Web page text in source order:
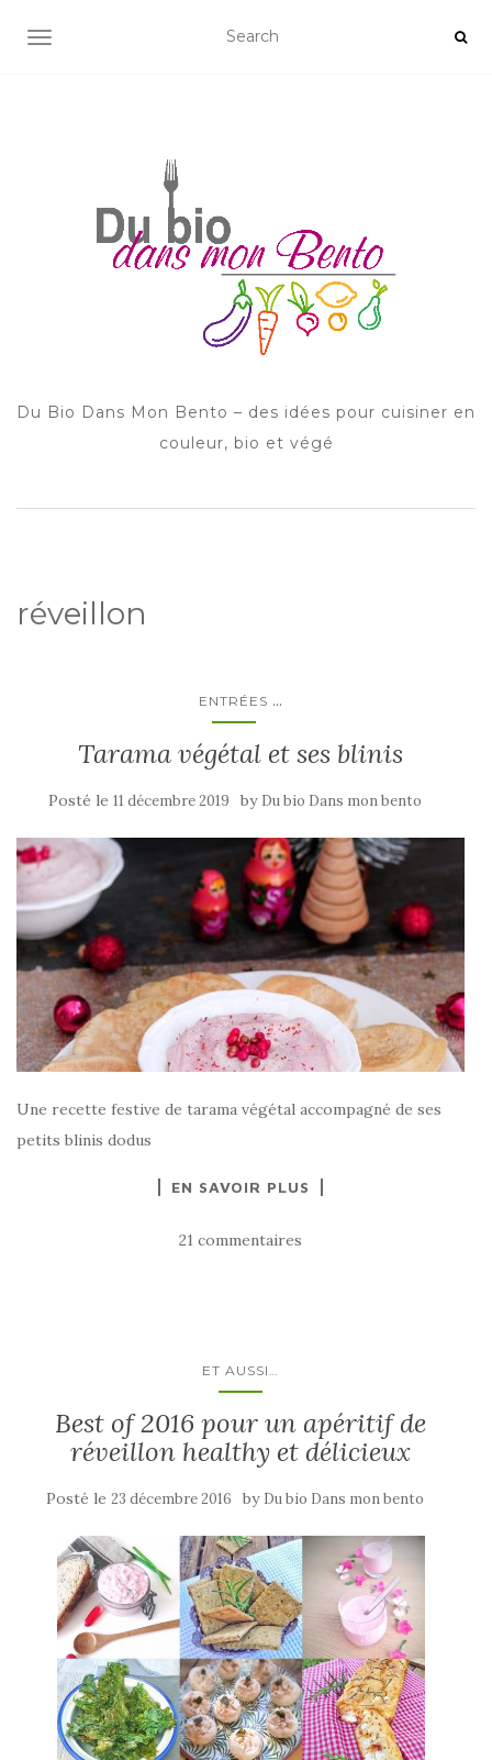
AFFICHER/MASQUER LA NAVIGATION
Du Bio Dans Mon Bento – des idées pour cuisiner en
couleur, bio et végé
réveillon
ENTRÉES ...
Tarama végétal et ses blinis
Posté le 11 décembre 2019 by Du bio Dans mon bento
Une recette festive de tarama végétal accompagné de ses
petits blinis dodus
EN SAVOIR PLUS
21 commentaires
ET AUSSI…
Best of 2016 pour un apéritif de
réveillon healthy et délicieux
Posté le 23 décembre 2016 by Du bio Dans mon bento